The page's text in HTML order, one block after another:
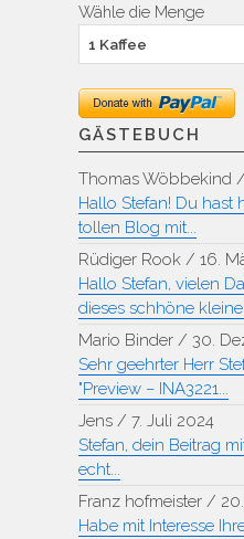
Wähle die Menge
GÄSTEBUCH
Thomas Wöbbekind /
Hallo Stefan! Du hast
tollen Blog mit...
Rüdiger Rook / 16.
Hallo Stefan, vielen
dieses schhöne
Mario Binder / 30.
Sehr geehrter Herr
"Preview – INA3221...
Jens / 7. Juli 2024
Stefan, dein Beitrag
echt...
Franz hofmeister /
Habe mit Interesse